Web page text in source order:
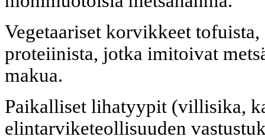
Vegetaariset korvikkeet
proteiinista, jotka imitoivat
makua.
Paikalliset lihatyypit (villisika,
elintarviketeollisuuden